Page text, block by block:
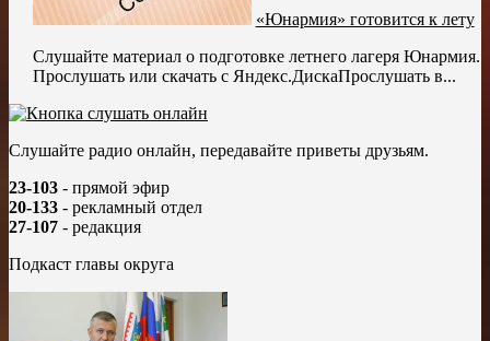
«Юнармия» готовится к лету
Слушайте материал о подготовке летнего лагеря Юнармия.
Прослушать или скачать с Яндекс.ДискаПрослушать в...
Слушайте радио онлайн, передавайте приветы друзьям.
23-103 - прямой эфир
20-133 - рекламный отдел
27-107 - редакция
Подкаст главы округа